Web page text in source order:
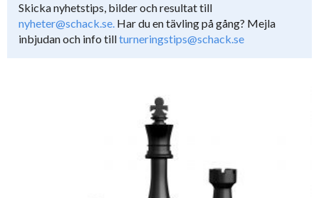
Skicka nyhetstips, bilder och resultat till
nyheter@schack.se. Har du en tävling på gång? Mejla
inbjudan och info tillturneringstips@schack.se